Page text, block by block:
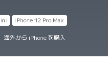
iPhone 12 Pro Max
海外から iPhone を購入